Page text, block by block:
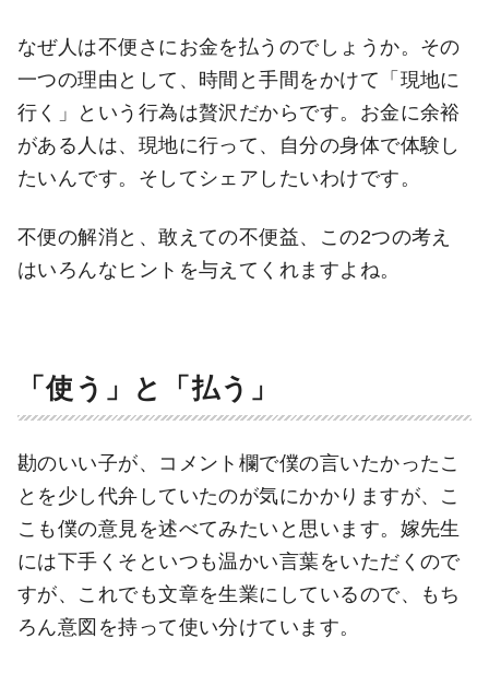
なぜ人は不便さにお金を払うのでしょうか。その
一つの理由として、時間と手間をかけて「現地に
行く」という行為は贅沢だからです。お金に余裕
がある人は、現地に行って、自分の身体で体験し
たいんです。そしてシェアしたいわけです。
不便の解消と、敢えての不便益、この2つの考え
はいろんなヒントを与えてくれますよね。
「使う」と「払う」
勘のいい子が、コメント欄で僕の言いたかったこ
とを少し代弁していたのが気にかかりますが、こ
こも僕の意見を述べてみたいと思います。嫁先生
には下手くそといつも温かい言葉をいただくので
すが、これでも文章を生業にしているので、もち
ろん意図を持って使い分けています。